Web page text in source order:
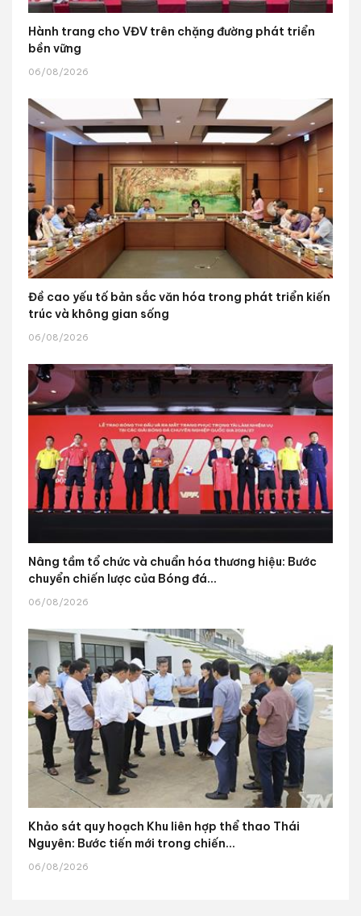
Hành trang cho VĐV trên chặng đường phát triển
bền vững
06/08/2026
Đề cao yếu tố bản sắc văn hóa trong phát triển kiến
trúc và không gian sống
06/08/2026
Nâng tầm tổ chức và chuẩn hóa thương hiệu: Bước
chuyển chiến lược của Bóng đá...
06/08/2026
Khảo sát quy hoạch Khu liên hợp thể thao Thái
Nguyên: Bước tiến mới trong chiến...
06/08/2026